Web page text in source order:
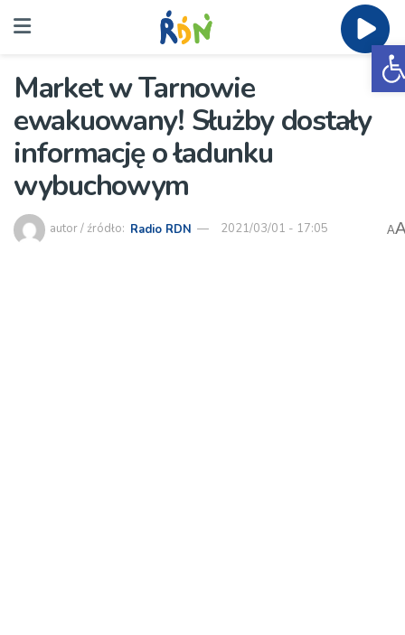
Market w Tarnowie
ewakuowany! Służby dostały
informację o ładunku
wybuchowym
autor / źródło: Radio RDN 2021/03/01 - 17:05 A